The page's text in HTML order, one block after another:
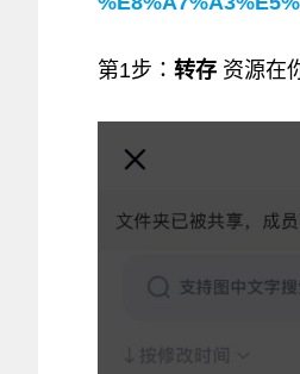
第1步： 转存 资源在